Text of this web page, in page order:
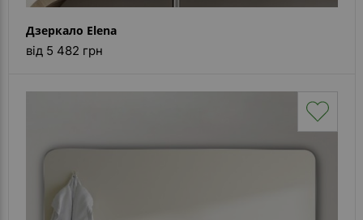
Дзеркало Elena
від 5 482 грн